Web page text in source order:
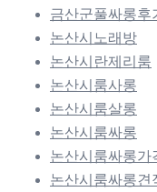
금산군풀싸롱후
논산시노래방
논산시란제리룸
논산시룸사롱
논산시룸살롱
논산시룸싸롱
논산시룸싸롱가
논산시룸싸롱견